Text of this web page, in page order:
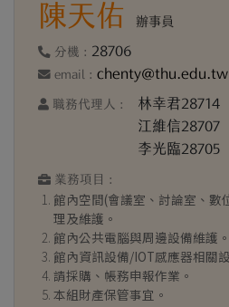
陳天佑 辦事員
分機 : 28706
email :chenty@thu.edu.tw
職務代理人 :
林幸君28714
江維信28707
李光臨28705
業務項目 :
館內空間(會議室、討論室、數
理及維護。
館內公共電腦與周邊設備維護。
館內資訊設備/IOT感應器相關
請採購、帳務申報作業。
本組財產保管事宜。